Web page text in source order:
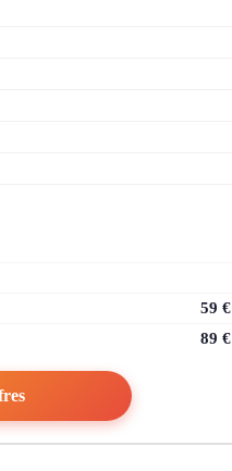
59 €
89 €